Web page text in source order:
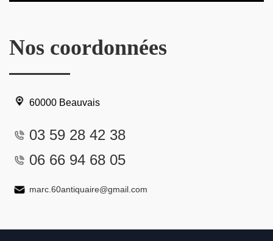
Nos coordonnées
60000 Beauvais
03 59 28 42 38
06 66 94 68 05
marc.60antiquaire@gmail.com